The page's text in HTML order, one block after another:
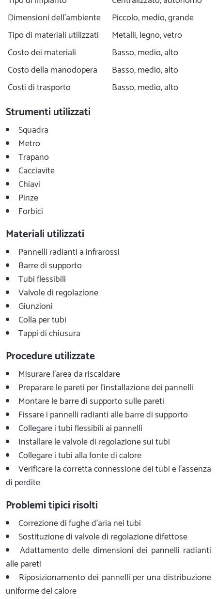
Dimensioni dell'ambiente
Piccolo, medio, grande
Tipo di materiali utilizzati
Metalli, legno, vetro
Costo dei materiali
Basso, medio, alto
Costo della manodopera
Basso, medio, alto
Costi di trasporto
Basso, medio, alto
Strumenti utilizzati
Squadra
Metro
Trapano
Cacciavite
Chiavi
Pinze
Forbici
Materiali utilizzati
Pannelli radianti a infrarossi
Barre di supporto
Tubi flessibili
Valvole di regolazione
Giunzioni
Colla per tubi
Tappi di chiusura
Procedure utilizzate
Misurare l'area da riscaldare
Preparare le pareti per l'installazione dei pannelli
Montare le barre di supporto sulle pareti
Fissare i pannelli radianti alle barre di supporto
Collegare i tubi flessibili ai pannelli
Installare le valvole di regolazione sui tubi
Collegare i tubi alla fonte di calore
Verificare la corretta connessione dei tubi e l'assenza
di perdite
Problemi tipici risolti
Correzione di fughe d'aria nei tubi
Sostituzione di valvole di regolazione difettose
Adattamento delle dimensioni dei pannelli radianti
alle pareti
Riposizionamento dei pannelli per una distribuzione
uniforme del calore